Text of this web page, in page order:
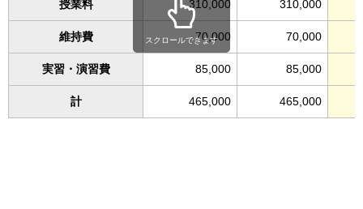
授業料 310,000 310,000
維持費 70,000 70,000
実習・演習費 85,000 85,000
計 465,000 465,000
スクロールできます